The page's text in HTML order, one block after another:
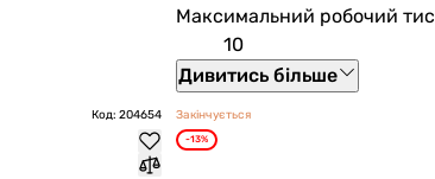
Максимальний робочий
10
Дивитись більше
Код: 204654 Закінчується
-13%